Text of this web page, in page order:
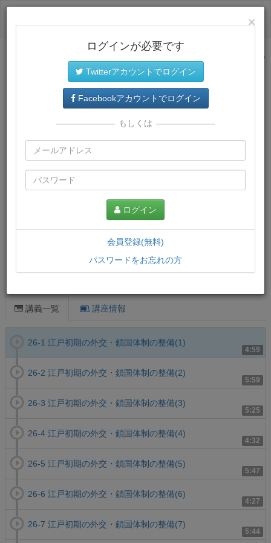
サイトトップに戻る
プレミアム会員では、教材がダウンロードでき、快適な動画
再生環境が提供されます。
講義一覧 講座情報
4:59
26-1 江戸初期の外交・鎖国体制の整備(1)
5:59
26-2 江戸初期の外交・鎖国体制の整備(2)
5:25
26-3 江戸初期の外交・鎖国体制の整備(3)
4:32
26-4 江戸初期の外交・鎖国体制の整備(4)
5:47
26-5 江戸初期の外交・鎖国体制の整備(5)
4:27
26-6 江戸初期の外交・鎖国体制の整備(6)
5:44
26-7 江戸初期の外交・鎖国体制の整備(7)
×
ログインが必要です
Twitterアカウントでログイン
Facebookアカウントでログイン
もしくは
ログイン
会員登録(無料)
パスワードをお忘れの方